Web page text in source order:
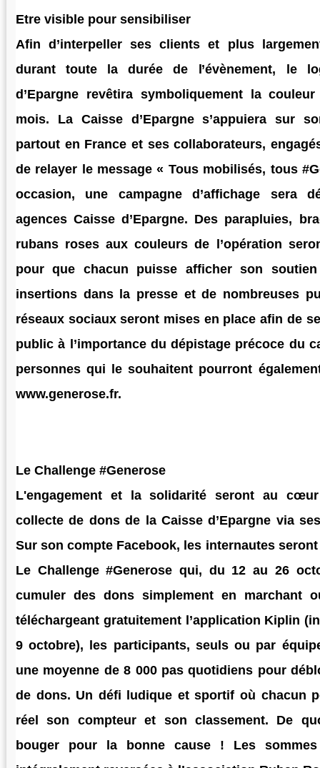
Etre visible pour sensibi liser
Afin d’interpeller ses clients et plus
durant toute la durée de l’évènement, le
d’Epargne revêtira symboliquement la
mois. La Caisse d’Epargne s’appuiera sur
partout en France et ses collaborateurs,
de relayer le message « Tous mobilisés, tous
occasion, une campagne d’affichage sera
agences Caisse d’Epargne. Des parapluies,
rubans roses aux couleurs de l’opération
pour que chacun puisse afficher son
insertions dans la presse et de nombreuses
réseaux sociaux seront mises en place afin de
public à l’importance du dépistage précoce du
personnes qui le souhaitent pourront
www.generose.fr.
Le Challenge #Generose
L'engagement et la solidarité seront au
collecte de dons de la Caisse d’Epargne via
Sur son compte Facebook, les internautes
Le Challenge #Generose qui, du 12 au 26
cumuler des dons simplement en marchant
téléchargeant gratuitement l’application Kiplin
9 octobre), les participants, seuls ou par
une moyenne de 8 000 pas quotidiens pour
de dons. Un défi ludique et sportif où chacun
réel son compteur et son classement. De
bouger pour la bonne cause ! Les